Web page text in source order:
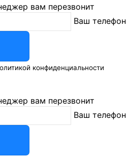
вам перезвонит
Ваш телефон
конфиденциальности
вам перезвонит
Ваш телефон